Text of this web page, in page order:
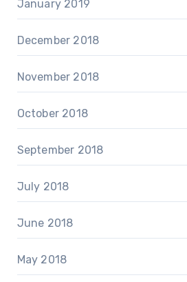
January 2019
December 2018
November 2018
October 2018
September 2018
July 2018
June 2018
May 2018